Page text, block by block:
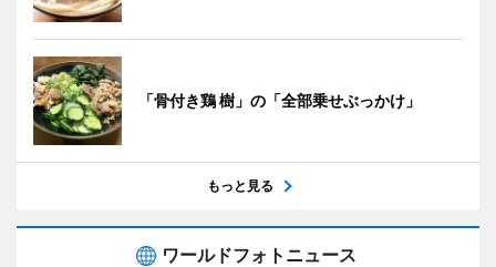
「骨付き鶏 樹」の「全部乗せぶっかけ」
もっと見る
ワールドフォトニュース